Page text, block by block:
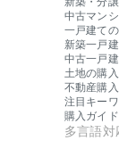
中古マン
一戸建て
新築一戸
中古一戸
土地の購入
不動産購
注目キー
購入ガイド
多言語対